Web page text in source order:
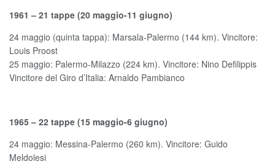
1961 – 21 tappe (20 maggio-11 giugno)
24 maggio (quinta tappa): Marsala-Palermo (144 km). Vincitore:
Louis Proost
25 maggio: Palermo-Milazzo (224 km). Vincitore: Nino Defilippis
Vincitore del Giro d’Italia: Arnaldo Pambianco
1965 – 22 tappe (15 maggio-6 giugno)
24 maggio: Messina-Palermo (260 km). Vincitore: Guido
Meldolesi